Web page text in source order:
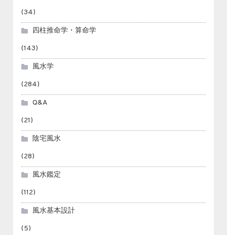
(34)
四柱推命学・算命学
(143)
風水学
(284)
Q&A
(21)
陰宅風水
(28)
風水鑑定
(112)
風水基本設計
(5)